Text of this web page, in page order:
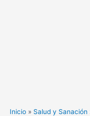
Inicio
Salud y Sanación